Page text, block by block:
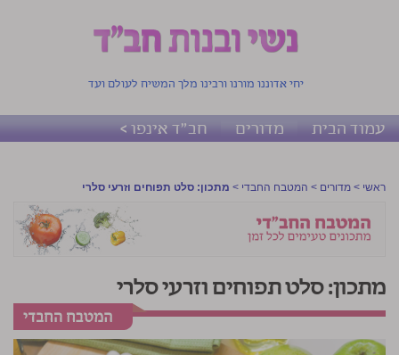
יחי אדוננו מורנו ורבינו מלך המשיח לעולם ועד
עמוד הבית מדורים חב"ד אינפו >
ראשי > מדורים > המטבח החבדי > מתכון: סלט תפוחים וזרעי סלרי
מתכון: סלט תפוחים וזרעי סלרי